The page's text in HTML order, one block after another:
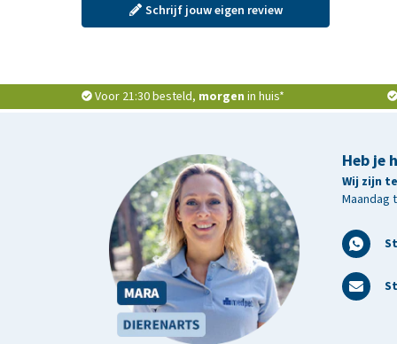
Schrijf jouw eigen review
Voor 21:30 besteld, morgen in huis*
Heb je
Wij zijn
Maandag